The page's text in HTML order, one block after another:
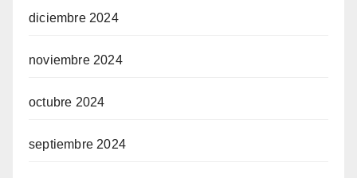
diciembre 2024
noviembre 2024
octubre 2024
septiembre 2024